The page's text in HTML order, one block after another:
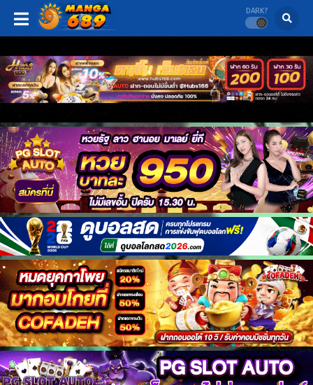
DARK?